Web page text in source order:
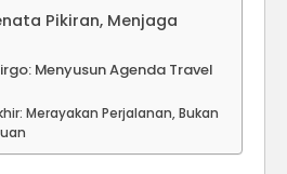
Pikiran, Menjaga
Menyusun Agenda Travel
Merayakan Perjalanan, Bukan